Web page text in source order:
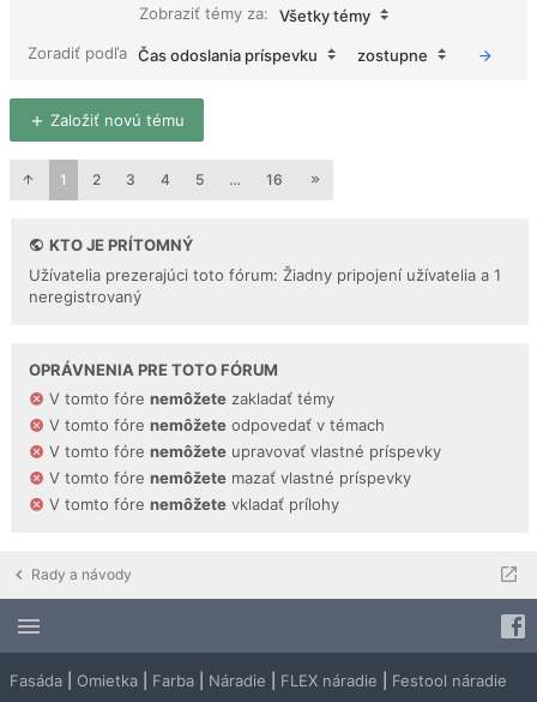
Zobraziť témy za:
Všetky témy
Zoradiť podľa Čas odoslania príspevku zostupne
Založiť novú tému
1 2 3 4 5 … 16
KTO JE PRÍTOMNÝ
Užívatelia prezerajúci toto fórum: Žiadny pripojení užívatelia a 1
neregistrovaný
OPRÁVNENIA PRE TOTO FÓRUM
V tomto fóre nemôžete zakladať témy
V tomto fóre nemôžete odpovedať v témach
V tomto fóre nemôžete upravovať vlastné príspevky
V tomto fóre nemôžete mazať vlastné príspevky
V tomto fóre nemôžete vkladať prílohy
Rady a návody
Fasáda Omietka Farba Náradie FLEX náradie
Festool náradie